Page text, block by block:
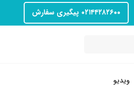
۰۲۱۴۴۲۸۲۶۰۰ پیگیری سفارش
ویدیو